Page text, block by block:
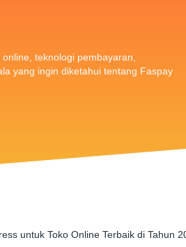
teknologi pembayaran,
yang ingin diketahui tentang Faspay
untuk Toko Online Terbaik di Tahun